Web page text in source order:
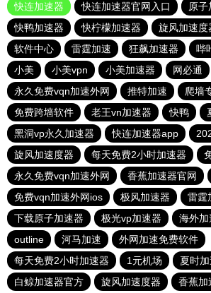
快连加速器
快连加速器官网入口
原子
快鸭加速器
快柠檬加速器 旋风加速度
软件中心
雷霆加速 狂飙加速器 哔
小美
小美vpn 小美加速器
网必通
永久免费vqn加速外网
推特加速
爬墙
免费跨墙软件
老王vn加速器 快鸭
黑洞vp永久加速器
快连加速器app
旋风加速度器
每天免费2小时加速器
永久免费vqn加速外网
香蕉加速器官网
免费vqn加速外网ios
极风加速器 雷霆
下载原子加速器
极光vp加速器
海外加
outline
河马加速
外网加速免费软件
每天免费2小时加速器
1元机场
夏时
白鲸加速器官方
旋风加速度器 香蕉加